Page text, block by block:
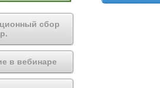
сбор
в вебинаре